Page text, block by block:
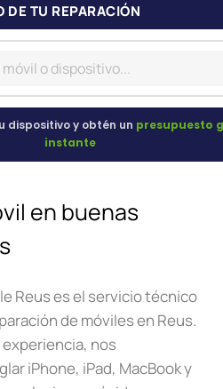
DE TU REPARACIÓN
dispositivo y obtén un presupuesto
instante
en buenas
Reus es el servicio técnico
de móviles en Reus.
experiencia, nos
iPhone, iPad, MacBook y